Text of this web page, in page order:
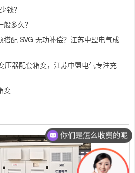
钱？
多久？
搭配 SVG 无功补偿？江苏中盟电气成
压器配套箱变，江苏中盟电气专注充
变
你们是怎么收费的呢